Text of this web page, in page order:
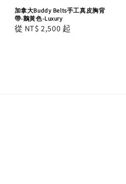
加拿大Buddy Belts手工真皮胸背
帶-鵝黃色-Luxury
Regular
從 NT$ 2,500 起